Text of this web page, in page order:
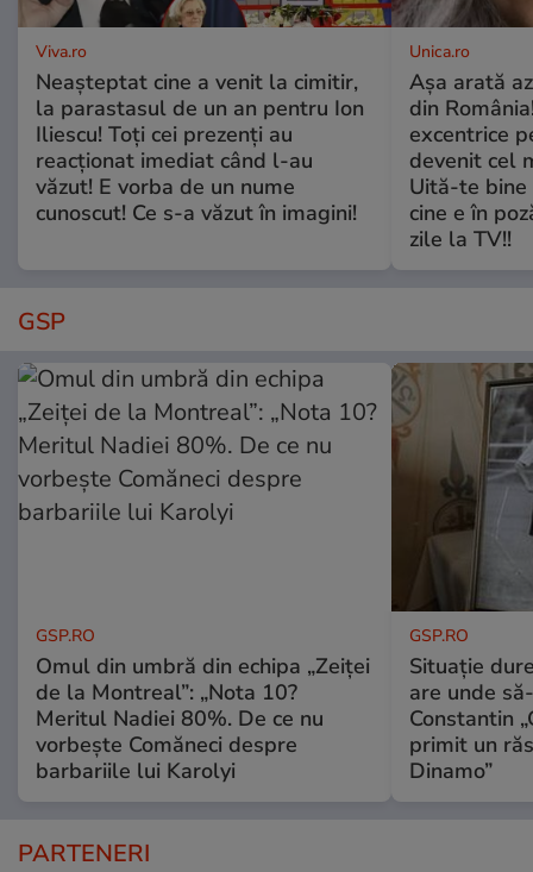
Viva.ro
Neașteptat cine a venit la cimitir,
la parastasul de un an pentru Ion
Iliescu! Toți cei prezenți au
reacționat imediat când l-au
văzut! E vorba de un nume
cunoscut! Ce s-a văzut în imagini!
Unica.ro
Așa arată
din
excentrice
devenit cel
Uită-te bine
cine e în
zile la TV!!
GSP
GSP.RO
Omul din umbră din echipa „Zeiței
de la Montreal”: „Nota 10?
Meritul Nadiei 80%. De ce nu
vorbește Comăneci despre
barbariile lui Karolyi
GSP.RO
Situație
are unde
Constantin
primit un
Dinamo”
PARTENERI